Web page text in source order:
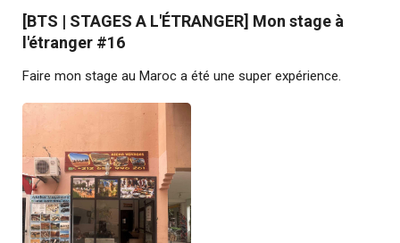
[BTS | STAGES A L'ÉTRANGER] Mon stage à
l'étranger #16
Faire mon stage au Maroc a été une super expérience.